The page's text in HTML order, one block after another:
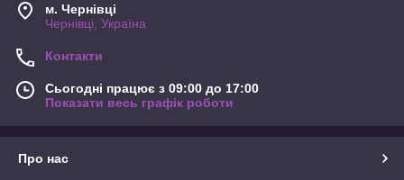
м. Чернівці
Чернівці, Україна
Контакти
Сьогодні працює з 09:00 до 17:00
Показати весь графік роботи
Про нас